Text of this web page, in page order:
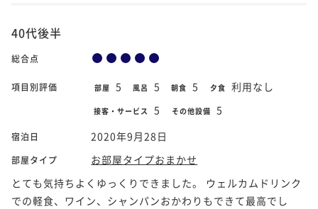
40代後半
総合点
項目別評価 部屋 5 風呂 5 朝食 5 夕食 利用なし
接客・サービス 5 その他設備 5
宿泊日 2020年9月28日
部屋タイプ
お部屋タイプおまかせ
とても気持ちよくゆっくりできました。 ウェルカムドリンク
での軽食、ワイン、シャンパンおかわりもできて最高でし